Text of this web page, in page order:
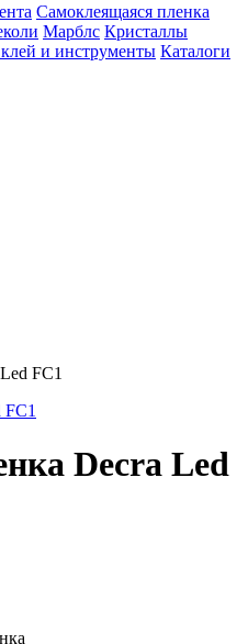
Самоклеящаяся пленка
Марблс Кристаллы
и инструменты Каталоги
FC1
Decra Led